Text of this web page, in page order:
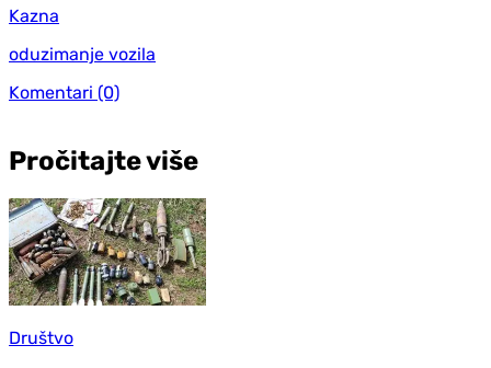
Kazna
oduzimanje vozila
Komentari (0)
Pročitajte više
Društvo